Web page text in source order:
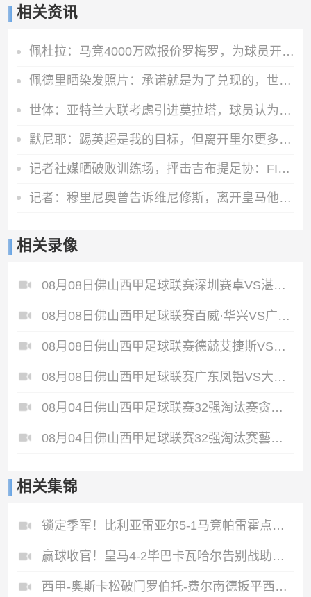
相关资讯
佩杜拉：马竞4000万欧报价罗梅罗，为球员开出超600万欧年薪
佩德里晒染发照片：承诺就是为了兑现的，世界杯冠军=金发佩德里
世体：亚特兰大联考虑引进莫拉塔，球员认为自己还能留在顶级联赛
默尼耶：踢英超是我的目标，但离开里尔更多是因为里尔主席的决定
记者社媒晒破败训练场，抨击吉布提足协：FIFA的拨款去哪里了？
记者：穆里尼奥曾告诉维尼修斯，离开皇马他的身价将大幅下降
相关录像
08月08日佛山西甲足球联赛深圳赛卓VS湛江热点·粤标售电全场录像
08月08日佛山西甲足球联赛百威·华兴VS广州苏雅蔚雨堂全场录像
08月08日佛山西甲足球联赛德兢艾捷斯VS白坭兴龙全场录像
08月08日佛山西甲足球联赛广东凤铝VS大塘控股全场录像
08月04日佛山西甲足球联赛32强淘汰赛贪玩游戏VS美的薪火全场录像
08月04日佛山西甲足球联赛32强淘汰赛藝品高國際VS湛江狂狼·粵辉能源全场录像
相关集锦
锁定季军！比利亚雷亚尔5-1马竞帕雷霍点射佩雷斯两射一传
赢球收官！皇马4-2毕巴卡瓦哈尔告别战助攻姆巴佩贝林厄姆破门
西甲-奥斯卡松破门罗伯托-费尔南德扳平西班牙人1-1皇家社会